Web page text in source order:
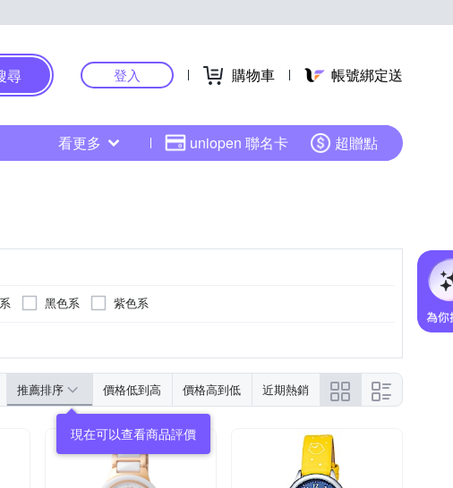
尋 登入 購物車 帳號綁定送
看更多 uniopen 聯名卡 超贈點
黑色系 紫色系
推薦排序 價格低到高 價格高到低 近期熱銷